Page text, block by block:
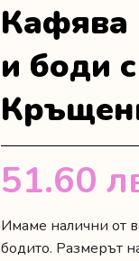
Кафява
и боди
51.60
Имаме налични от
бодито. Размерът